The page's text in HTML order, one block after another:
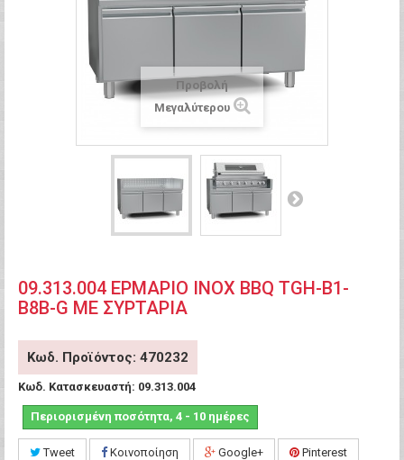
Προβολή
Μεγαλύτερου
09.313.004 ΕΡΜΑΡΙΟ INOX BBQ TGH-B1-
B8B-G ΜΕ ΣΥΡΤΑΡΙΑ
Κωδ. Προϊόντος: 470232
Κωδ. Κατασκευαστή: 09.313.004
Περιορισμένη ποσότητα, 4 - 10 ημέρες
Tweet Κοινοποίηση Google+ Pinterest